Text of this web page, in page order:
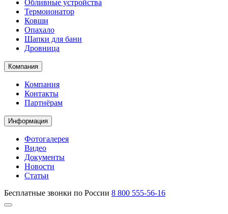
Обливные устройства
Термоионатор
Ковши
Опахало
Шапки для бани
Дровница
Компания
Компания
Контакты
Партнёрам
Информация
Фотогалерея
Видео
Документы
Новости
Статьи
Бесплатные звонки по России 8 800 555-56-16